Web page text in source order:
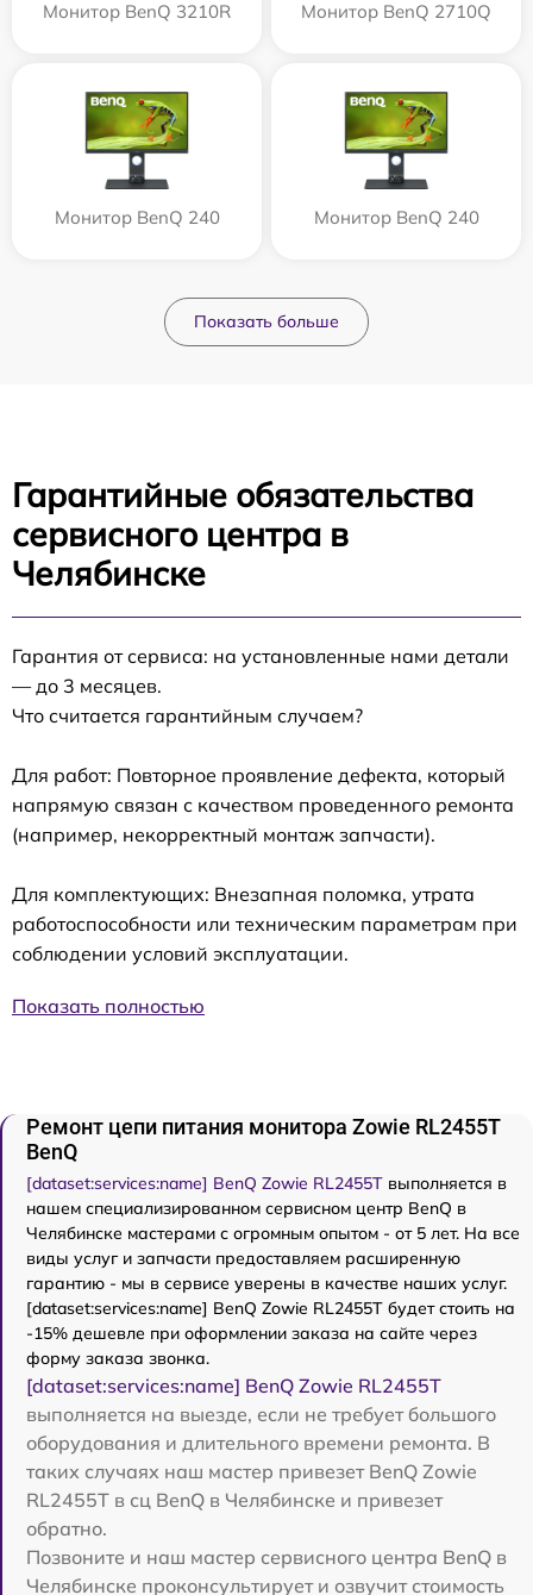
Монитор BenQ 3210R Монитор BenQ 2710Q
Монитор BenQ 240 Монитор BenQ 240
Показать больше
Гарантийные обязательства
сервисного центра в
Челябинске
Гарантия от сервиса: на установленные нами детали
— до 3 месяцев.
Что считается гарантийным случаем?
Для работ: Повторное проявление дефекта, который
напрямую связан с качеством проведенного ремонта
(например, некорректный монтаж запчасти).
Для комплектующих: Внезапная поломка, утрата
работоспособности или техническим параметрам при
соблюдении условий эксплуатации.
Показать полностью
Ремонт цепи питания монитора Zowie RL2455T
BenQ
[dataset:services:name] BenQ Zowie RL2455T выполняется в
нашем специализированном сервисном центр BenQ в
Челябинске мастерами с огромным опытом - от 5 лет. На все
виды услуг и запчасти предоставляем расширенную
гарантию - мы в сервисе уверены в качестве наших услуг.
[dataset:services:name] BenQ Zowie RL2455T будет стоить на
-15% дешевле при оформлении заказа на сайте через
форму заказа звонка.
[dataset:services:name] BenQ Zowie RL2455T
выполняется на выезде, если не требует большого
оборудования и длительного времени ремонта. В
таких случаях наш мастер привезет BenQ Zowie
RL2455T в сц BenQ в Челябинске и привезет
обратно.
Позвоните и наш мастер сервисного центра BenQ в
Челябинске проконсультирует и озвучит стоимость